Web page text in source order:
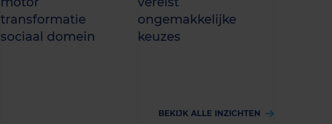
transformatie
sociaal domein
ongemakkelijke
keuzes
BEKIJK ALLE INZICHTEN